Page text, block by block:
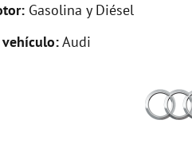
Gasolina y Diésel
Audi